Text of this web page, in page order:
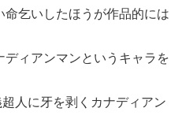
乞いしたほうが作品的には
ィアンマンというキャラを
人に牙を剥くカナディアン